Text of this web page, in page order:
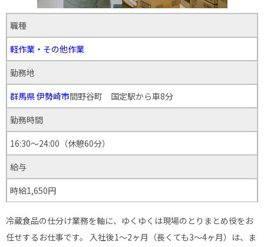
職種
軽作業・その他作業
勤務地
群馬県伊勢崎市間野谷町 国定駅から車8分
勤務時間
16:30〜24:00（休憩60分）
給与
時給1,650円
冷蔵食品の仕分け業務を軸に、ゆくゆくは現場のとりまとめ役をお
任せするお仕事です。 入社後1〜2ヶ月（長くても3〜4ヶ月）は、ま